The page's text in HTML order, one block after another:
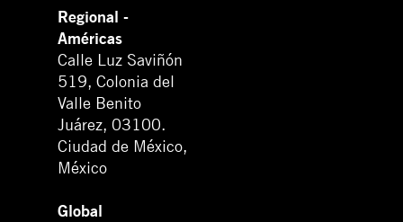
Regional -
Américas
Calle Luz Saviñón
519, Colonia del
Valle Benito
Juárez, 03100.
Ciudad de México,
México
Global